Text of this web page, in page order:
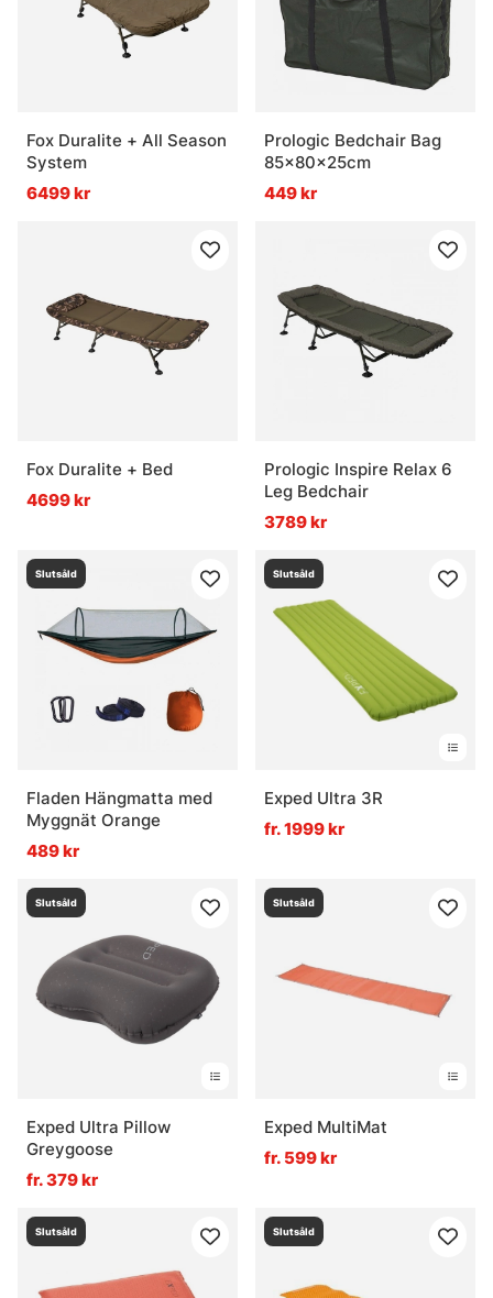
Fox Duralite + All Season
System
6499 kr
Prologic Bedchair Bag
85x80x25cm
449 kr
Fox Duralite + Bed
4699 kr
Prologic Inspire Relax 6
Leg Bedchair
3789 kr
Slutsåld
Fladen Hängmatta med
Myggnät Orange
489 kr
Slutsåld
Exped Ultra 3R
fr. 1999 kr
Slutsåld
Exped Ultra Pillow
Greygoose
fr. 379 kr
Slutsåld
Exped MultiMat
fr. 599 kr
Slutsåld Slutsåld